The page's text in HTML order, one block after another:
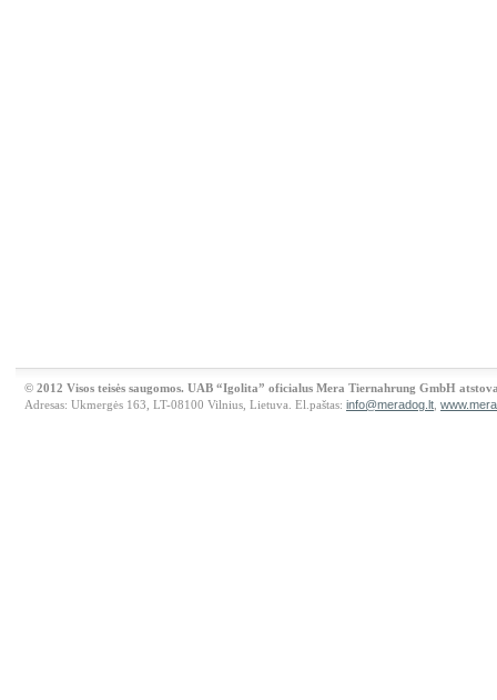
© 2012 Visos teisės saugomos. UAB “Igolita” oficialus Mera Tiernahrung GmbH
Adresas: Ukmergės 163, LT-08100 Vilnius, Lietuva. El.paštas: info@meradog.lt